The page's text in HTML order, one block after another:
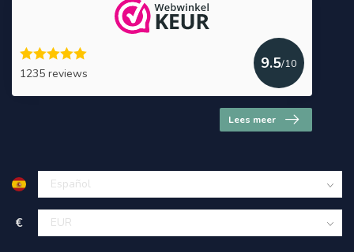
1235 reviews
9.5/10
Lees meer
€